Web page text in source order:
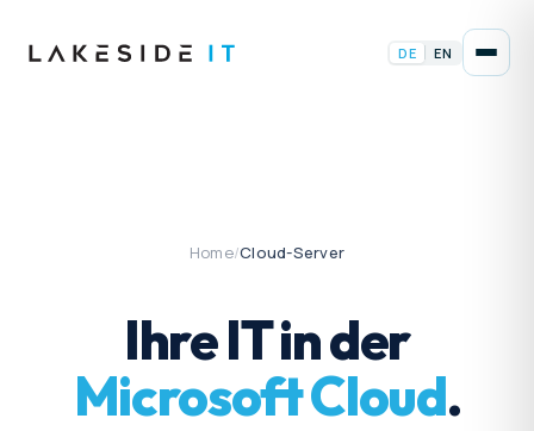
DE EN
Home/Cloud-Server
Ihre IT in der
Microsoft Cloud.